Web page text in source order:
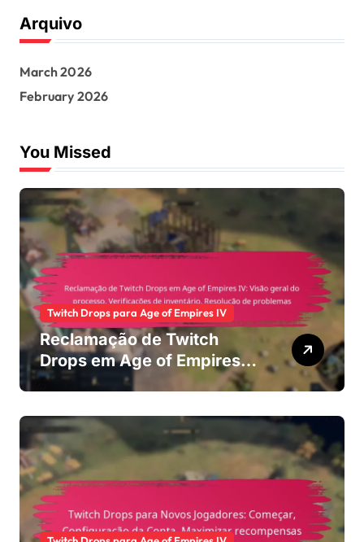
c
h
o
r
Arquivo
March 2026
February 2026
You Missed
Twitch Drops para Age of Empires IV
Reclamação de Twitch
Drops em Age of Empires
IV: Visão geral do
inventário, Resolução de
problemas